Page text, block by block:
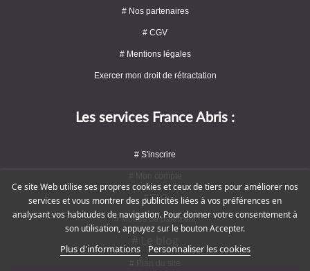
# Nos partenaires
# CGV
# Mentions légales
Exercer mon droit de rétractation
Les services France Abris :
# S'inscrire
# FAQ
# Modes de paiement
Ce site Web utilise ses propres cookies et ceux de tiers pour améliorer nos
services et vous montrer des publicités liées à vos préférences en
analysant vos habitudes de navigation. Pour donner votre consentement à
son utilisation, appuyez sur le bouton Accepter.
Plus d'informations Personnaliser les cookies